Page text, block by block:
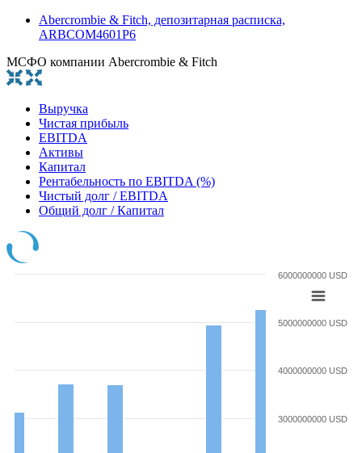
Abercrombie & Fitch, депозитарная расписка,
ARBCOM4601P6
МСФО компании Abercrombie & Fitch
Выручка
Чистая прибыль
EBITDA
Активы
Капитал
Рентабельность по EBITDA (%)
Чистый долг / EBITDA
Общий долг / Капитал
3000000000 USD
4000000000 USD
5000000000 USD
6000000000 USD